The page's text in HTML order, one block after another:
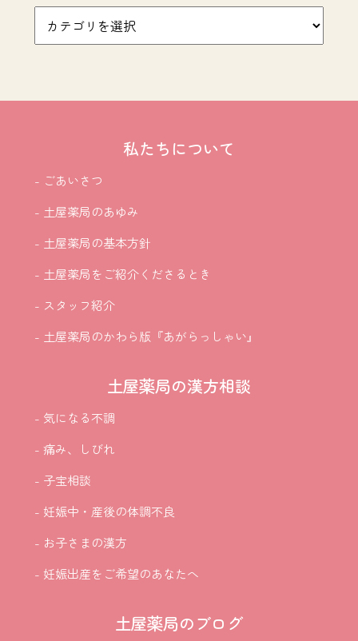
私たちについて
- ごあいさつ
- 土屋薬局のあゆみ
- 土屋薬局の基本方針
- 土屋薬局をご紹介くださるとき
- スタッフ紹介
- 土屋薬局のかわら版『あがらっしゃい』
土屋薬局の漢方相談
- 気になる不調
- 痛み、しびれ
- 子宝相談
- 妊娠中・産後の体調不良
- お子さまの漢方
- 妊娠出産をご希望のあなたへ
土屋薬局のブログ